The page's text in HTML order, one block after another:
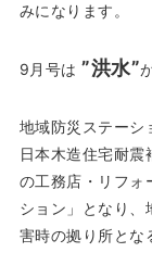
みになります。
9月号は ”洪水”
地域防災ステーシ
日本木造住宅耐
の工務店・リフォ
ション」となり、
害時の拠り所とな